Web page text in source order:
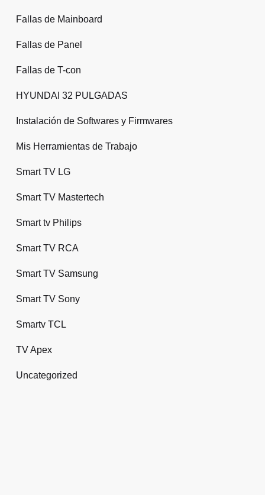
Fallas de Mainboard
Fallas de Panel
Fallas de T-con
HYUNDAI 32 PULGADAS
Instalación de Softwares y Firmwares
Mis Herramientas de Trabajo
Smart TV LG
Smart TV Mastertech
Smart tv Philips
Smart TV RCA
Smart TV Samsung
Smart TV Sony
Smartv TCL
TV Apex
Uncategorized